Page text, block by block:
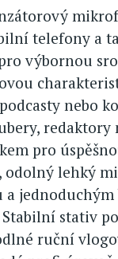
telefony a
výbornou
nebo
redaktory
pro
lehký
jednoduchým
stativ
ruční